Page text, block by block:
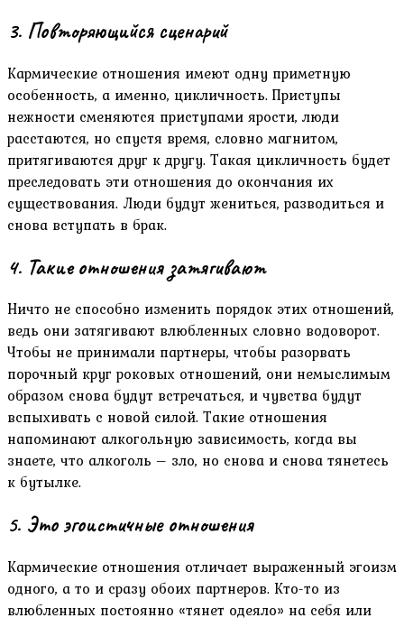
3. Повторяющийся сценарий
Кармические отношения имеют одну приметную
особенность, а именно, цикличность. Приступы
нежности сменяются приступами ярости, люди
расстаются, но спустя время, словно магнитом,
притягиваются друг к другу. Такая цикличность будет
преследовать эти отношения до окончания их
существования. Люди будут жениться, разводиться и
снова вступать в брак.
4. Такие отношения затягивают
Ничто не способно изменить порядок этих отношений,
ведь они затягивают влюбленных словно водоворот.
Чтобы не принимали партнеры, чтобы разорвать
порочный круг роковых отношений, они немыслимым
образом снова будут встречаться, и чувства будут
вспыхивать с новой силой. Такие отношения
напоминают алкогольную зависимость, когда вы
знаете, что алкоголь – зло, но снова и снова тянетесь
к бутылке.
5. Это эгоистичные отношения
Кармические отношения отличает выраженный эгоизм
одного, а то и сразу обоих партнеров. Кто-то из
влюбленных постоянно «тянет одеяло» на себя или